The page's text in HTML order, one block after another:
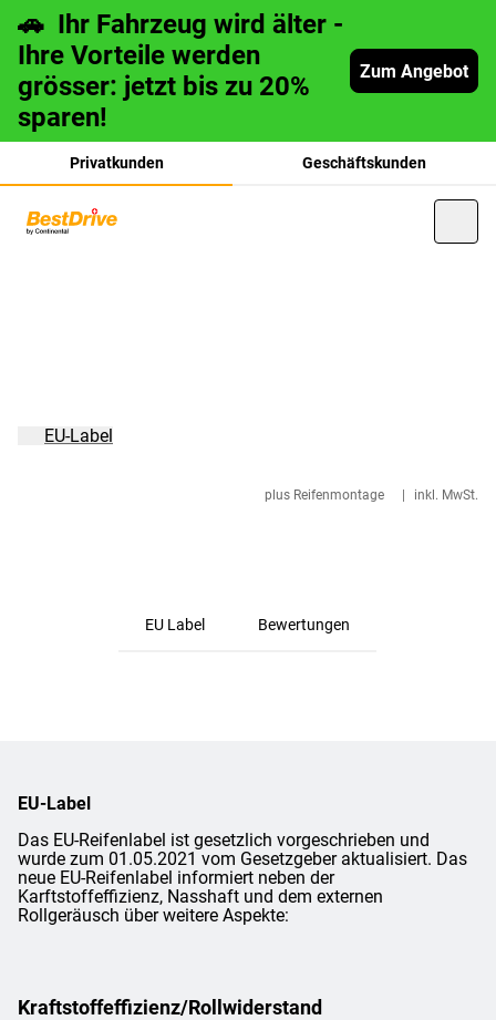
🚗 Ihr Fahrzeug wird älter -
Ihre Vorteile werden
grösser: jetzt bis zu 20%
sparen!
Zum Angebot
Privatkunden Geschäftskunden
plus Reifenmontage inkl. MwSt.
EU-Label
EU Label Bewertungen
EU-Label
Das EU-Reifenlabel ist gesetzlich vorgeschrieben und
wurde zum 01.05.2021 vom Gesetzgeber aktualisiert. Das
neue EU-Reifenlabel informiert neben der
Karftstoffeffizienz, Nasshaft und dem externen
Rollgeräusch über weitere Aspekte:
Kraftstoffeffizienz/Rollwiderstand